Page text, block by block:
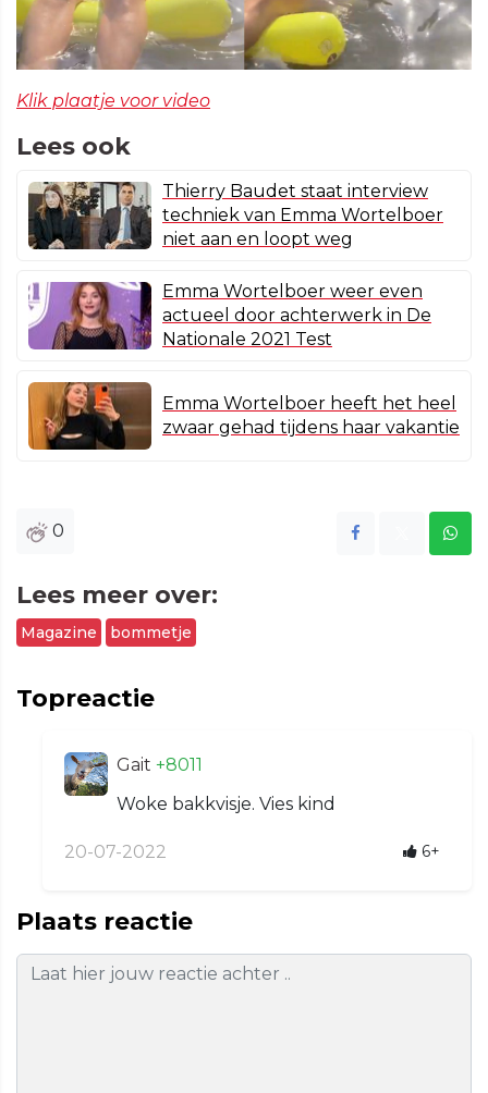
Klik plaatje voor video
Lees ook
Thierry Baudet staat interview
techniek van Emma Wortelboer
niet aan en loopt weg
Emma Wortelboer weer even
actueel door achterwerk in De
Nationale 2021 Test
Emma Wortelboer heeft het heel
zwaar gehad tijdens haar vakantie
0
Lees meer over:
Magazine bommetje
Topreactie
Gait +8011
Woke bakkvisje. Vies kind
20-07-2022 6+
Plaats reactie